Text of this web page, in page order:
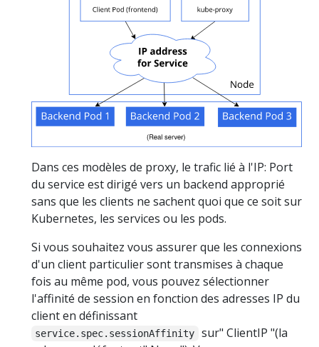
Dans ces modèles de proxy, le trafic lié à l'IP: Port
du service est dirigé vers un backend approprié
sans que les clients ne sachent quoi que ce soit sur
Kubernetes, les services ou les pods.
Si vous souhaitez vous assurer que les connexions
d'un client particulier sont transmises à chaque
fois au même pod, vous pouvez sélectionner
l'affinité de session en fonction des adresses IP du
client en définissant
service.spec.sessionAffinity
sur" ClientIP "(la